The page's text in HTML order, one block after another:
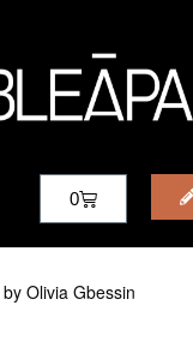
0
by Olivia Gbessin